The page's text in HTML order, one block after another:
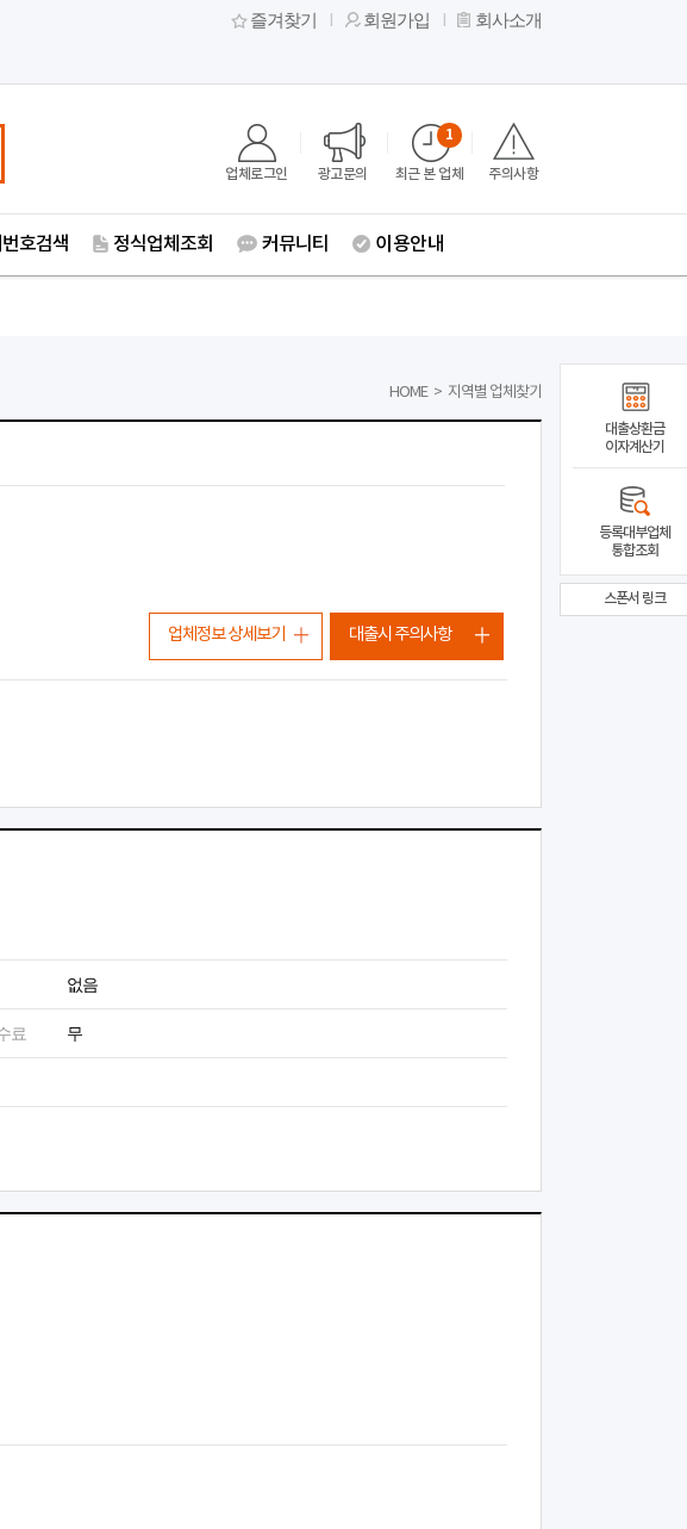
즐겨찾기 회원가입 회사소개
업체로그인 광고문의 최근 본 업체
1
주의사항
호검색 정식업체조회 커뮤니티 이용안내
HOME > 지역별 업체찾기
업체정보 상세보기 대출시 주의사항
없음
료 무
대출상환금
이자계산기
등록대부업체
통합조회
스폰서 링크